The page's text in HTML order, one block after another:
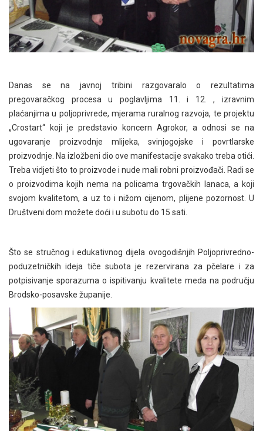
Danas se na javnoj tribini razgovaralo o rezultatima
pregovaračkog procesa u poglavljima 11. i 12. , izravnim
plaćanjima u poljoprivrede, mjerama ruralnog razvoja, te projektu
„Crostart“ koji je predstavio koncern Agrokor, a odnosi se na
ugovaranje proizvodnje mlijeka, svinjogojske i povrtlarske
proizvodnje. Na izložbeni dio ove manifestacije svakako treba otići.
Treba vidjeti što to proizvode i nude mali robni proizvođači. Radi se
o proizvodima kojih nema na policama trgovačkih lanaca, a koji
svojom kvalitetom, a uz to i nižom cijenom, plijene pozornost. U
Društveni dom možete doći i u subotu do 15 sati.
Što se stručnog i edukativnog dijela ovogodišnjih Poljoprivredno-
poduzetničkih ideja tiče subota je rezervirana za pčelare i za
potpisivanje sporazuma o ispitivanju kvalitete meda na području
Brodsko-posavske županije.